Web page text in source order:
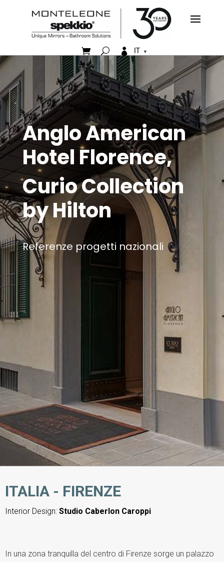
  IT
Anglo American
Hotel Florence,
Curio Collection
by Hilton
Referenze progetti nazionali
ITALIA - FIRENZE
Interior Design: Studio Caberlon Caroppi
In una zona tranquilla del centro di Firenze sorge un palazzo